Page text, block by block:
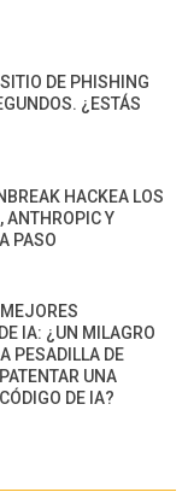
DE PHISHING
¿ESTÁS
HACKEA LOS
ANTHROPIC Y
PASO
IA: ¿UN MILAGRO
PESADILLA DE
UNA
DE IA?